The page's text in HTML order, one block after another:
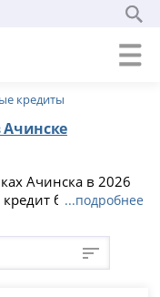
кредиты
Ачинске
Ачинска в 2026
без
заявку на
...подробнее